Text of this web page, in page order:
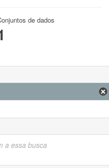
de dados
a essa busca